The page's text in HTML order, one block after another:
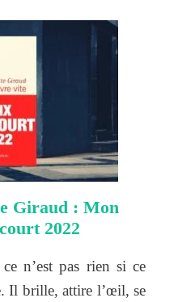
Giraud : Mon
2022
n’est pas rien si ce
Il brille, attire l’œil, se